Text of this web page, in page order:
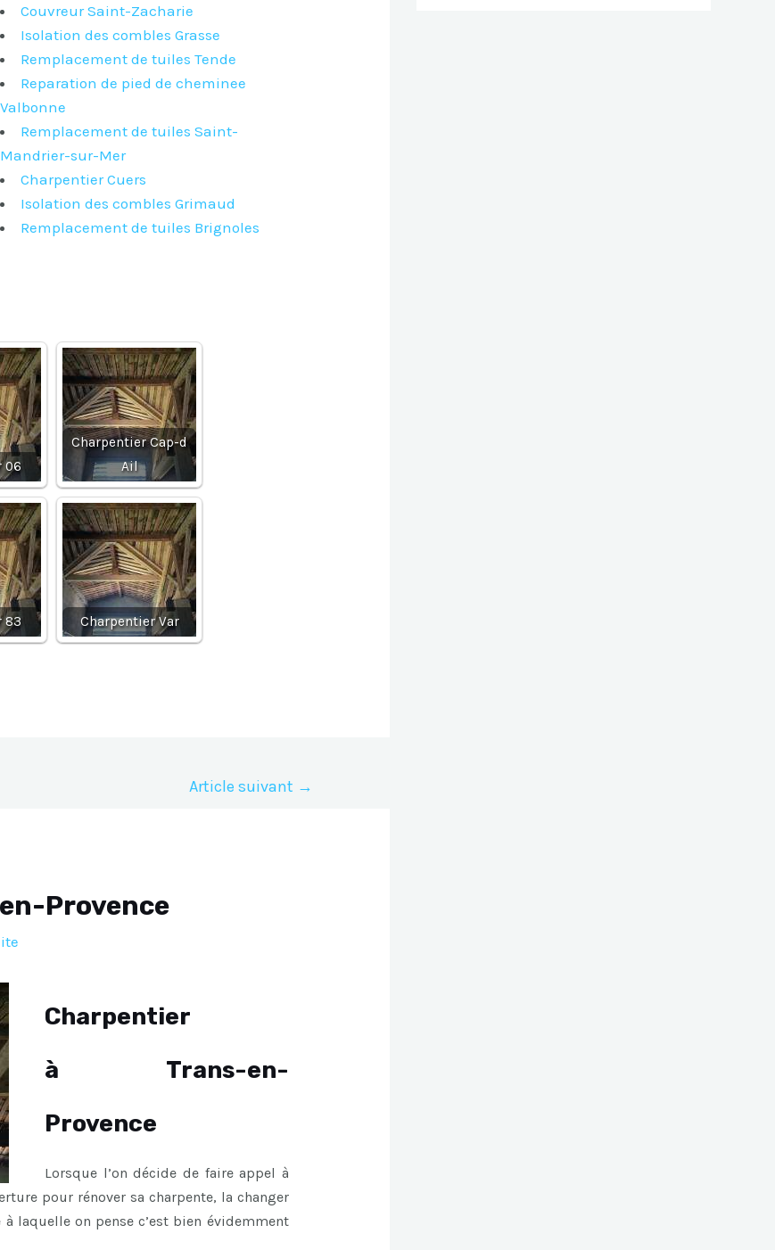
Couvreur Saint-Zacharie
Isolation des combles Grasse
Remplacement de tuiles Tende
Reparation de pied de cheminee
Valbonne
Remplacement de tuiles Saint-
Mandrier-sur-Mer
Charpentier Cuers
Isolation des combles Grimaud
Remplacement de tuiles Brignoles
06
Charpentier Cap-d
Ail
83 Charpentier Var
Article suivant →
Provence
Charpentier
à Trans-en-
Provence
Lorsque l’on décide de faire appel à
pour rénover sa charpente, la changer
laquelle on pense c’est bien évidemment